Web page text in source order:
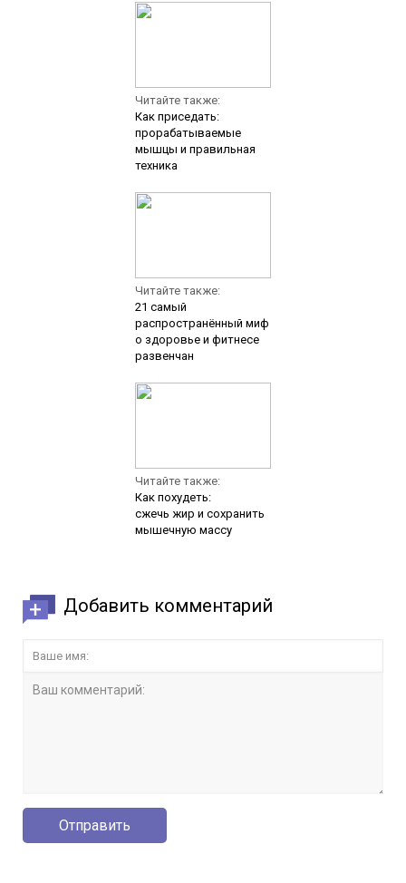
Читайте также:
Как приседать:
прорабатываемые
мышцы и правильная
техника
Читайте также:
21 самый
распространённый миф
о здоровье и фитнесе
развенчан
Читайте также:
Как похудеть:
сжечь жир и сохранить
мышечную массу
Добавить комментарий